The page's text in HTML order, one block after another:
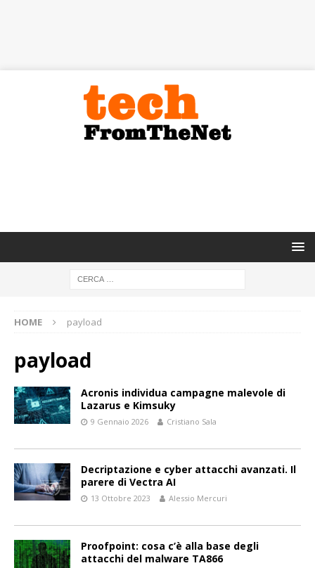
HOME payload
payload
Acronis individua campagne malevole di
Lazarus e Kimsuky
9 Gennaio 2026 Cristiano Sala
Decriptazione e cyber attacchi avanzati. Il
parere di Vectra AI
13 Ottobre 2023 Alessio Mercuri
Proofpoint: cosa c’è alla base degli
attacchi del malware TA866